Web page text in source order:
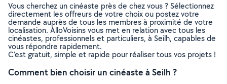
Vous cherchez un cinéaste près de chez vous ? Sélectionnez
directement les offreurs de votre choix ou postez votre
demande auprès de tous les membres à proximité de votre
localisation. AlloVoisins vous met en relation avec tous les
cinéastes, professionnels et particuliers, à Seilh, capables de
vous répondre rapidement.
C’est gratuit, simple et rapide pour réaliser tous vos projets !
Comment bien choisir un cinéaste à Seilh ?